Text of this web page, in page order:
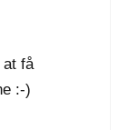
få
:-)